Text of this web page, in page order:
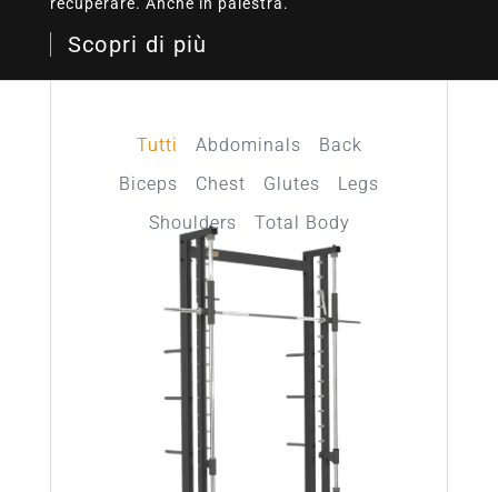
Scopri di più
Abdominals
Back
Biceps
Chest Glutes
Legs
Shoulders
Total Body
Tutti